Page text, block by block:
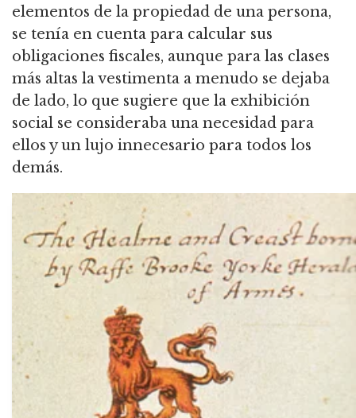
elementos de la propiedad de una persona,
se tenía en cuenta para calcular sus
obligaciones fiscales, aunque para las clases
más altas la vestimenta a menudo se dejaba
de lado, lo que sugiere que la exhibición
social se consideraba una necesidad para
ellos y un lujo innecesario para todos los
demás.